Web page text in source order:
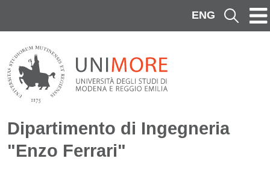
ENG Cerca
Dipartimento di Ingegneria
"Enzo Ferrari"